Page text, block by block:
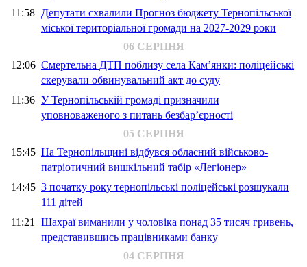
11:58 Депутати схвалили Прогноз бюджету Тернопільської
міської територіальної громади на 2027-2029 роки
06 СЕРПНЯ
12:06 Смертельна ДТП поблизу села Кам’янки: поліцейські
скерували обвинувальний акт до суду
11:36 У Тернопільській громаді призначили
уповноваженого з питань безбар’єрності
05 СЕРПНЯ
15:45 На Тернопільщині відбувся обласний військово-
патріотичний вишкільний табір «Легіонер»
14:45 З початку року тернопільські поліцейські розшукали
111 дітей
11:21 Шахраї виманили у чоловіка понад 35 тисяч гривень,
представившись працівниками банку
04 СЕРПНЯ